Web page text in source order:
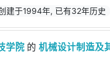
建于1994年, 已有32年历史
学院 的 机械设计制造及